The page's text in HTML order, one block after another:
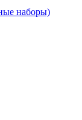
наборы)